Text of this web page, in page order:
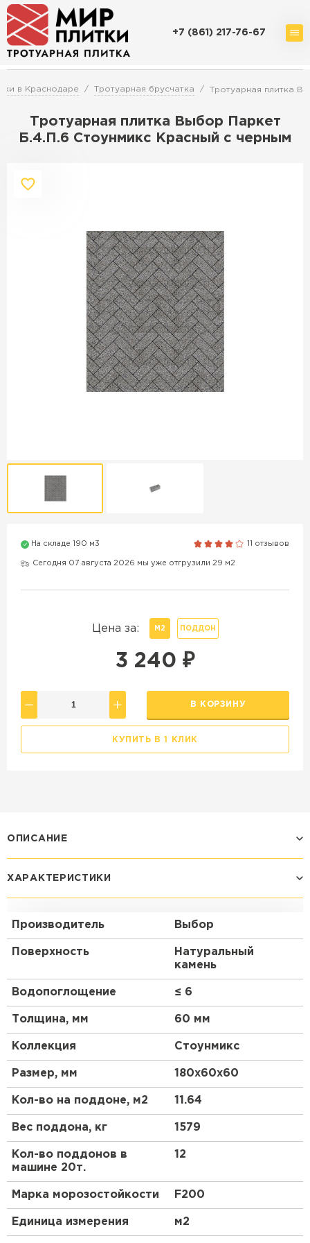
+7 (861) 217-76-67
в Краснодаре Тротуарная брусчатка Тротуарная плитка
Тротуарная плитка Выбор Паркет
Б.4.П.6 Стоунмикс Красный с черным
На складе 190 м3 11 отзывов
Сегодня 07 августа 2026 мы уже отгрузили 29 м2
Цена за: М2 ПОДДОН
3 240 ₽
В КОРЗИНУ
КУПИТЬ В 1 КЛИК
ОПИСАНИЕ
ХАРАКТЕРИСТИКИ
Производитель Выбор
Поверхность
Натуральный
камень
Водопоглощение ≤ 6
Толщина, мм 60 мм
Коллекция Стоунмикс
Размер, мм 180х60х60
Кол-во на поддоне, м2 11.64
Вес поддона, кг 1579
Кол-во поддонов в
машине 20т.
12
Марка морозостойкости F200
Единица измерения м2
ПЕРЕЙТИ
Продажа бордюров в
Краснодаре
ПЕРЕЙТИ
ПОКАЗАТЬ БОЛЬШЕ
ВСЕ ПРОИЗВОДИТЕЛИ